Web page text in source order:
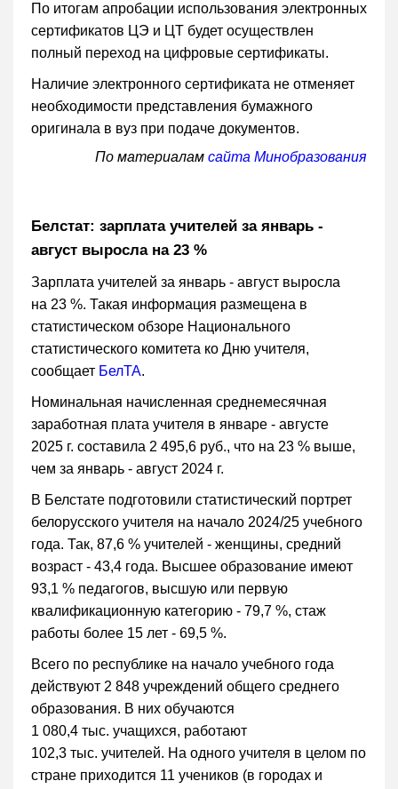
По итогам апробации использования электронных
сертификатов ЦЭ и ЦТ будет осуществлен
полный переход на цифровые сертификаты.
Наличие электронного сертификата не отменяет
необходимости представления бумажного
оригинала в вуз при подаче документов.
По материалам сайта Минобразования
Белстат: зарплата учителей за январь -
август выросла на 23 %
Зарплата учителей за январь - август выросла
на 23 %. Такая информация размещена в
статистическом обзоре Национального
статистического комитета ко Дню учителя,
сообщает БелТА.
Номинальная начисленная среднемесячная
заработная плата учителя в январе - августе
2025 г. составила 2 495,6 руб., что на 23 % выше,
чем за январь - август 2024 г.
В Белстате подготовили статистический портрет
белорусского учителя на начало 2024/25 учебного
года. Так, 87,6 % учителей - женщины, средний
возраст - 43,4 года. Высшее образование имеют
93,1 % педагогов, высшую или первую
квалификационную категорию - 79,7 %, стаж
работы более 15 лет - 69,5 %.
Всего по республике на начало учебного года
действуют 2 848 учреждений общего среднего
образования. В них обучаются
1 080,4 тыс. учащихся, работают
102,3 тыс. учителей. На одного учителя в целом по
стране приходится 11 учеников (в городах и